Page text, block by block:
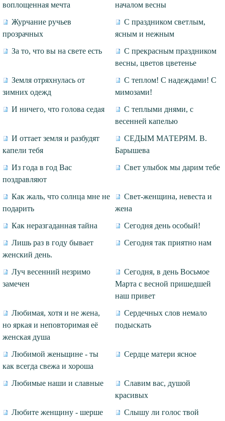
воплощенная мечта
началом весны
Журчание ручьев
прозрачных
С праздником светлым,
ясным и нежным
За то, что вы на свете есть
С прекрасным праздником
весны, цветов цветенье
Земля отряхнулась от
зимних одежд
С теплом! С надеждами! С
мимозами!
И ничего, что голова седая
С теплыми днями, с
весенней капелью
И оттает земля и разбудят
капели тебя
СЕДЫМ МАТЕРЯМ. В.
Барышева
Из года в год Вас
поздравляют
Свет улыбок мы дарим тебе
Как жаль, что солнца мне не
подарить
Свет-женщина, невеста и
жена
Как неразгаданная тайна
Сегодня день особый!
Лишь раз в году бывает
женский день.
Сегодня так приятно нам
Луч весенний незримо
замечен
Сегодня, в день Восьмое
Марта с весной пришедшей
наш привет
Любимая, хотя и не жена,
но яркая и неповторимая её
женская душа
Сердечных слов немало
подыскать
Любимой женьщине - ты
как всегда свежа и хороша
Сердце матери ясное
Любимые наши и славные
Славим вас, душой
красивых
Любите женщину - шерше
Слышу ли голос твой